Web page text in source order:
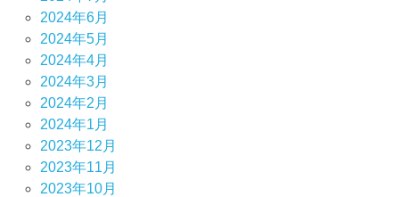
2024年6月
2024年5月
2024年4月
2024年3月
2024年2月
2024年1月
2023年12月
2023年11月
2023年10月